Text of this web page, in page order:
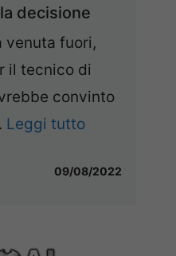
decisione
venuta fuori,
il tecnico di
convinto
Leggi tutto
09/08/2022